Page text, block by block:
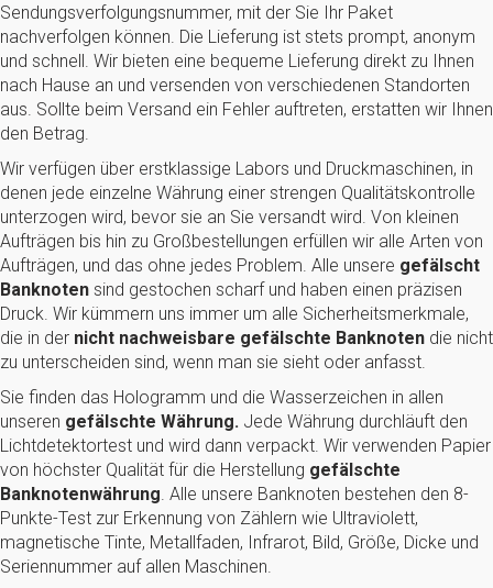
Sendungsverfolgungsnummer, mit der Sie Ihr Paket
nachverfolgen können. Die Lieferung ist stets prompt, anonym
und schnell. Wir bieten eine bequeme Lieferung direkt zu Ihnen
nach Hause an und versenden von verschiedenen Standorten
aus. Sollte beim Versand ein Fehler auftreten, erstatten wir Ihnen
den Betrag.
Wir verfügen über erstklassige Labors und Druckmaschinen, in
denen jede einzelne Währung einer strengen Qualitätskontrolle
unterzogen wird, bevor sie an Sie versandt wird. Von kleinen
Aufträgen bis hin zu Großbestellungen erfüllen wir alle Arten von
Aufträgen, und das ohne jedes Problem. Alle unsere gefälscht
Banknoten sind gestochen scharf und haben einen präzisen
Druck. Wir kümmern uns immer um alle Sicherheitsmerkmale,
die in der nicht nachweisbare gefälschte Banknoten die nicht
zu unterscheiden sind, wenn man sie sieht oder anfasst.
Sie finden das Hologramm und die Wasserzeichen in allen
unseren gefälschte Währung. Jede Währung durchläuft den
Lichtdetektortest und wird dann verpackt. Wir verwenden Papier
von höchster Qualität für die Herstellung gefälschte
Banknotenwährung. Alle unsere Banknoten bestehen den 8-
Punkte-Test zur Erkennung von Zählern wie Ultraviolett,
magnetische Tinte, Metallfaden, Infrarot, Bild, Größe, Dicke und
Seriennummer auf allen Maschinen.